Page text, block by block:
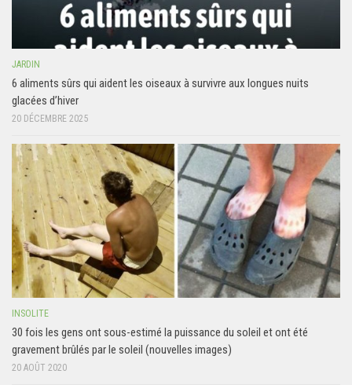
JARDIN
6 aliments sûrs qui aident les oiseaux à survivre aux longues nuits
glacées d’hiver
20 DÉCEMBRE 2025
INSOLITE
30 fois les gens ont sous-estimé la puissance du soleil et ont été
gravement brûlés par le soleil (nouvelles images)
20 AOÛT 2020